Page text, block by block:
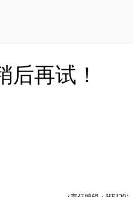
后再试！